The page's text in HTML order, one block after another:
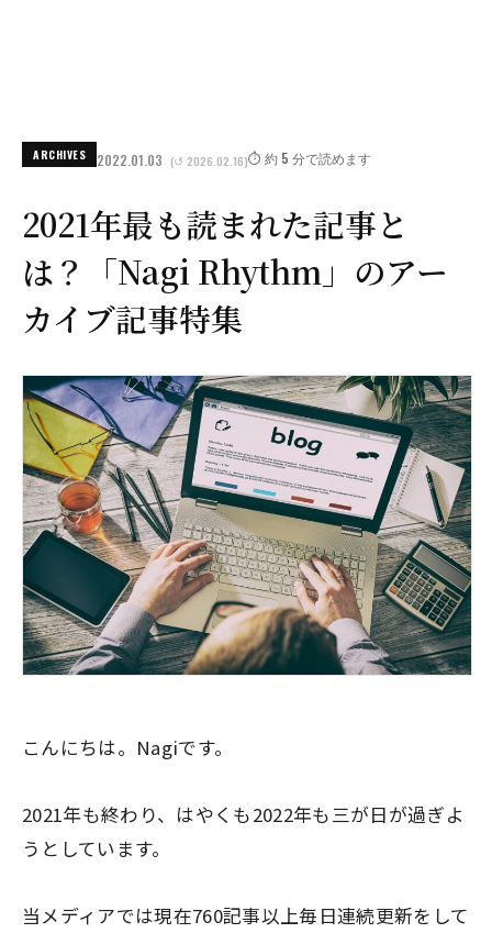
ARCHIVES 2022.01.03 (↺ 2026.02.16)⏱️ 約 5 分で読めます
2021年最も読まれた記事と
は？「Nagi Rhythm」のアー
カイブ記事特集
こんにちは。Nagiです。
2021年も終わり、はやくも2022年も三が日が過ぎよ
うとしています。
当メディアでは現在760記事以上毎日連続更新をして